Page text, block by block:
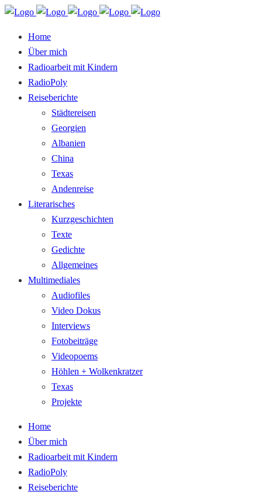
Home
Über mich
Radioarbeit mit Kindern
RadioPoly
Reiseberichte
Städtereisen
Georgien
Albanien
China
Texas
Andenreise
Literarisches
Kurzgeschichten
Texte
Gedichte
Allgemeines
Multimediales
Audiofiles
Video Dokus
Interviews
Fotobeiträge
Videopoems
Höhlen + Wolkenkratzer
Texas
Projekte
Home
Über mich
Radioarbeit mit Kindern
RadioPoly
Reiseberichte